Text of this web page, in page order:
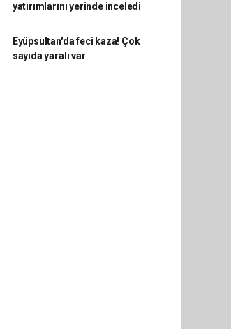
yatırımlarını yerinde inceledi
Eyüpsultan'da feci kaza! Çok
sayıda yaralı var